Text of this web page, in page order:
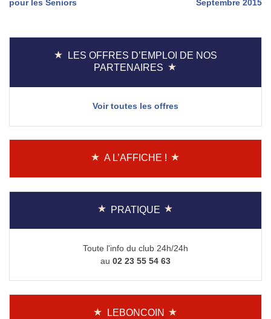
de
l’article
pour les Seniors Septembre 2015
LES OFFRES D’EMPLOI DE NOS
PARTENAIRES
Voir toutes les offres
A L’AFFICHE !
PRATIQUE
Toute l'info du club 24h/24h
au 02 23 55 54 63
LEBONCOIN